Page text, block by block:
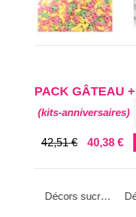
PACK GÂTEAU
(kits-anniversaires)
42,51 € 40,38 €
Décors sucrés thème « Summer »